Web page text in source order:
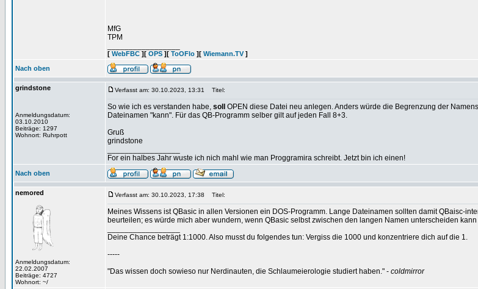
MfG
TPM
[ WebFBC ][ OPS ][ ToOFlo ][ Wiemann.TV]
Nach oben
grindstone
Anmeldungsdatum:
03.10.2010
Beiträge: 1297
Wohnort: Ruhrpott
Verfasst am: 30.10.2023, 13:31 Titel:
So wie ich es verstanden habe, soll
OPEN diese Datei neu anlegen. Anders würde die Begrenzung der
Dateinamen "kann". Für das QB-Programm selber gilt auf jeden Fall 8+3.
Gruß
grindstone
For ein halbes Jahr wuste ich nich mahl wie man Proggramira schreibt. Jetzt bin ich einen!
Nach oben
nemored
Anmeldungsdatum:
22.02.2007
Beiträge: 4727
Wohnort: ~/
Verfasst am: 30.10.2023, 17:38 Titel:
Meines Wissens ist QBasic in allen Versionen ein DOS-Programm. Lange Dateinamen sollten damit QBaisc-
beurteilen; es würde mich aber wundern, wenn QBasic selbst zwischen den langen Namen unterscheiden
Deine Chance beträgt 1:1000. Also musst du folgendes tun: Vergiss die 1000 und konzentriere dich auf die 1.
-----
"Das wissen doch sowieso nur Nerdinauten, die Schlaumeierologie studiert haben." - coldmirror